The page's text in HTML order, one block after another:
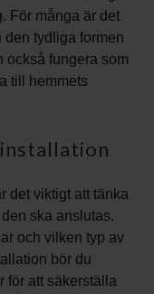
För många är det
tydliga formen
också fungera som
till hemmets
det viktigt att tänka
ska anslutas.
och vilken typ av
bör du
för att säkerställa